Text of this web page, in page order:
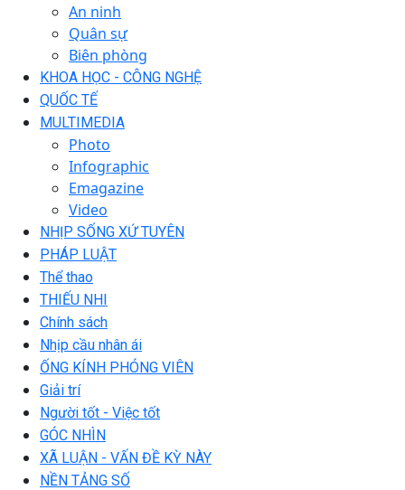
An ninh
Quân sự
Biên phòng
KHOA HỌC - CÔNG NGHỆ
QUỐC TẾ
MULTIMEDIA
Photo
Infographic
Emagazine
Video
NHỊP SỐNG XỨ TUYÊN
PHÁP LUẬT
Thể thao
THIẾU NHI
Chính sách
Nhịp cầu nhân ái
ỐNG KÍNH PHÓNG VIÊN
Giải trí
Người tốt - Việc tốt
GÓC NHÌN
XÃ LUẬN - VẤN ĐỀ KỲ NÀY
NỀN TẢNG SỐ